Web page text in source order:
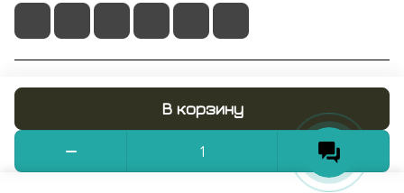
В корзину
© 2026 RUMIX.SHOP
Конфиденциальность